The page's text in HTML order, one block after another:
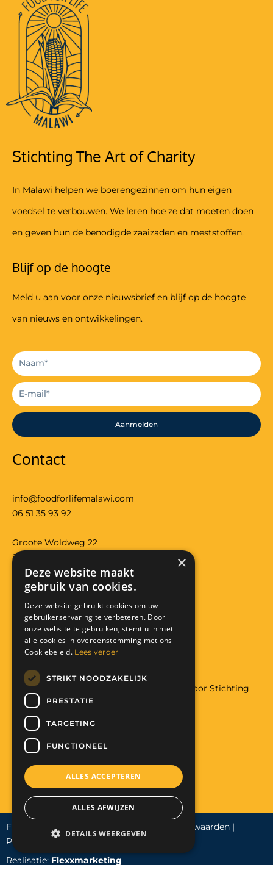
Stichting The Art of Charity
In Malawi helpen we boerengezinnen om hun eigen
voedsel te verbouwen. We leren hoe ze dat moeten doen
en geven hun de benodigde zaaizaden en meststoffen.
Blijf op de hoogte
Meld u aan voor onze nieuwsbrief en blijf op de hoogte
van nieuws en ontwikkelingen.
Aanmelden
Contact
info@foodforlifemalawi.com
06 51 35 93 92
Groote Woldweg 22
8097RS Oosterwolde (gld)
Bank: NL29 RABO 0118 3557 32
KVK: 08224426
Anbi: RSIN 822291319
Facebook
Instagram
Donatie
Wilt u meer weten over hulp aan Malawi door Stichting
The Art of Charity
Met uw hulp maakt u het mogelijk:
Help mee. Doneer nu!
Food For Life Malawi 2023 | Algemene voorwaarden |
Privacy
Cookies |
Realisatie: Flexxmarketing
×
Deze website maakt
gebruik van cookies.
Deze website gebruikt cookies om uw
gebruikerservaring te verbeteren. Door
onze website te gebruiken, stemt u in met
alle cookies in overeenstemming met ons
Cookiebeleid. Lees verder
STRIKT NOODZAKELIJK
PRESTATIE
TARGETING
FUNCTIONEEL
ALLES ACCEPTEREN
ALLES AFWIJZEN
DETAILS WEERGEVEN